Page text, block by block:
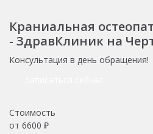
Краниальная
- ЗдравКлиник на
Консультация в день обращения!
Стоимость
от 6600 ₽